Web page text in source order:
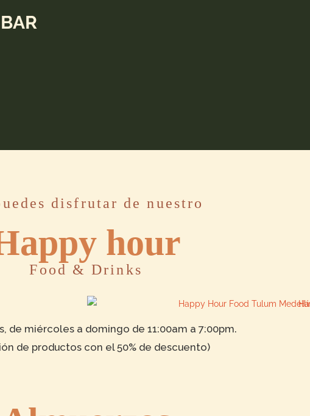
disfrutar de nuestro
hour
Food & Drinks
de miércoles a domingo de 11:00am a 7:00pm.
de productos con el 50% de descuento)